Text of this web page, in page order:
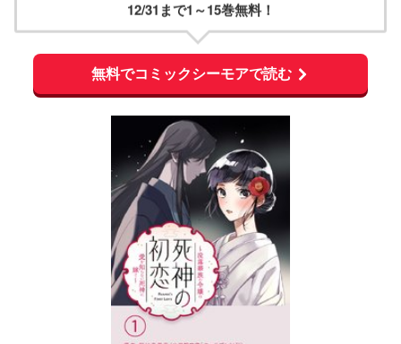
12/31まで1～15巻無料！
無料でコミックシーモアで読む